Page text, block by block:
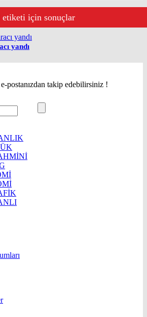
için sonuçlar
yandı
postanızdan takip edebilirsiniz !